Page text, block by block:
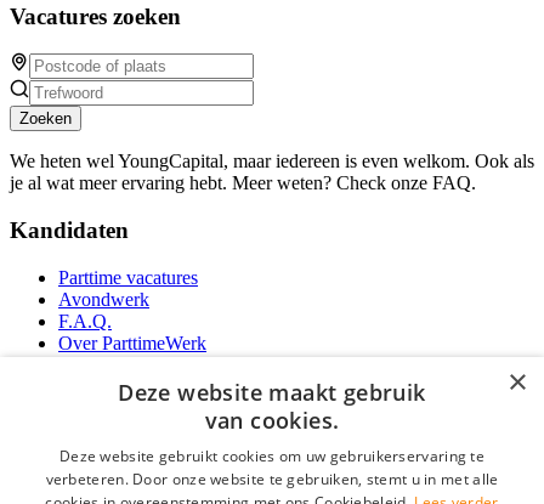
Vacatures zoeken
Zoeken
We heten wel YoungCapital, maar iedereen is even welkom. Ook als
je al wat meer ervaring hebt. Meer weten? Check onze FAQ.
Kandidaten
Parttime vacatures
Avondwerk
F.A.Q.
Over ParttimeWerk
YoungCapital Android App
Parttime personeel
×
Deze website maakt gebruik
van cookies.
Deze website gebruikt cookies om uw gebruikerservaring te
verbeteren. Door onze website te gebruiken, stemt u in met alle